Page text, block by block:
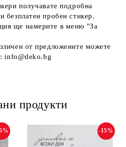
получавате подробна
безплатен пробен стикер.
ще намерите в меню "За
от предложените можете
info@deko.bg
продукти
-15%